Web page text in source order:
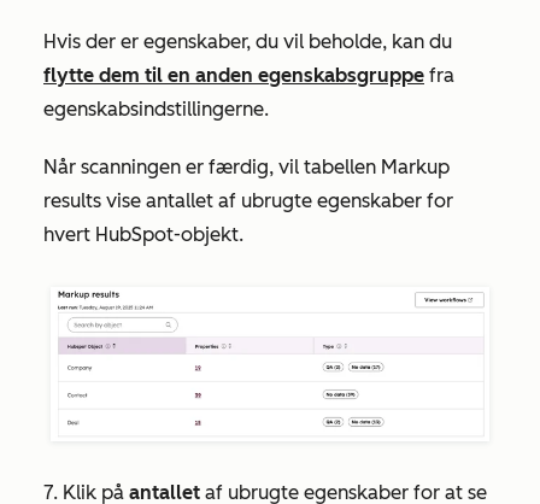
Hvis der er egenskaber, du vil beholde, kan du
flytte dem til en anden egenskabsgruppe fra
egenskabsindstillingerne.
Når scanningen er færdig, vil tabellen Markup
results vise antallet af ubrugte egenskaber for
hvert HubSpot-objekt.
7. Klik på antallet af ubrugte egenskaber for at se